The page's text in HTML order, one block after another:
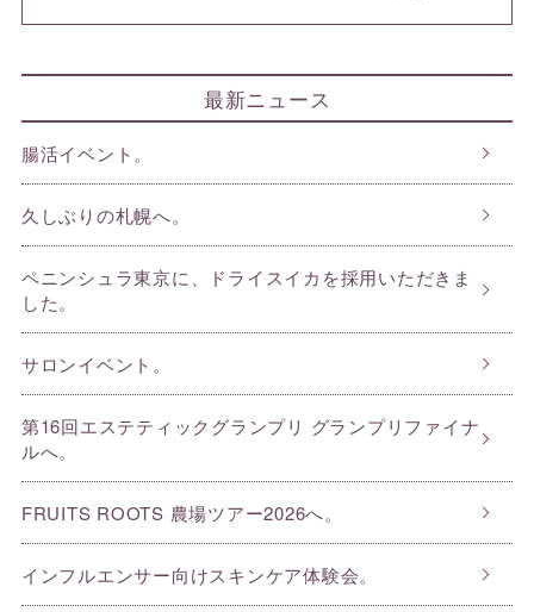
最新ニュース
腸活イベント。
久しぶりの札幌へ。
ペニンシュラ東京に、ドライスイカを採用いただきま
した。
サロンイベント。
第16回エステティックグランプリ グランプリファイナ
ルへ。
FRUITS ROOTS 農場ツアー2026へ。
インフルエンサー向けスキンケア体験会。